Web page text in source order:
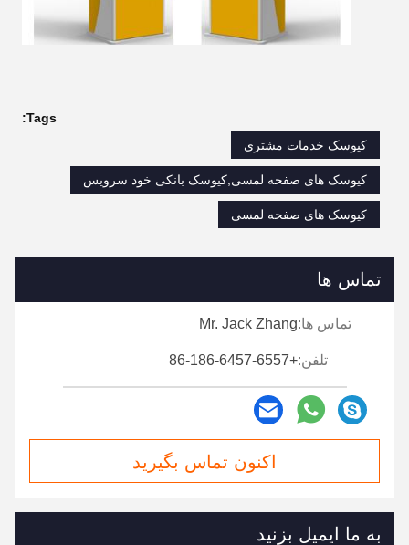
Tags:
کیوسک خدمات مشتری
کیوسک های صفحه لمسی,کیوسک بانکی خود سرویس
کیوسک های صفحه لمسی
تماس ها
تماس ها:Mr. Jack Zhang
تلفن:+86-186-6457-6557
اکنون تماس بگیرید
به ما ایمیل بزنید